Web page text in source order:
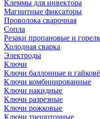
Клеммы для инвектора
Магнитные фиксаторы
Проволока сварочная
Сопла
Резаки пропановые и
Холодная сварка
Электроды
Ключи
Ключи баллонные и
Ключи комбинированные
Ключи накидные
Ключи разрезные
Ключи рожковые
Ключи трещоточные